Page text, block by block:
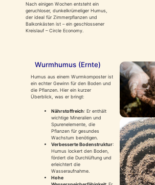
Nach einigen Wochen entsteht ein
geruchloser, dunkelkrümeliger Humus,
der ideal für Zimmerpflanzen und
Balkonkästen ist – ein geschlossener
Kreislauf – Circle Economy.
Wurmhumus (Ernte)
Humus aus einem Wurmkomposter ist
ein echter Gewinn für den Boden und
die Pflanzen. Hier ein kurzer
Überblick, was er bringt:
Nährstoffreich: Er enthält
wichtige Mineralien und
Spurenelemente, die
Pflanzen für gesundes
Wachstum benötigen.
Verbesserte Bodenstruktur:
Humus lockert den Boden,
fördert die Durchlüftung und
erleichtert die
Wasseraufnahme.
Hohe